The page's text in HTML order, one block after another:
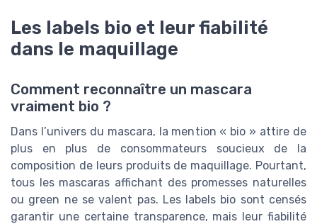
Les labels bio et leur fiabilité
dans le maquillage
Comment reconnaître un mascara
vraiment bio ?
Dans l’univers du mascara, la mention « bio » attire de
plus en plus de consommateurs soucieux de la
composition de leurs produits de maquillage. Pourtant,
tous les mascaras affichant des promesses naturelles
ou green ne se valent pas. Les labels bio sont censés
garantir une certaine transparence, mais leur fiabilité